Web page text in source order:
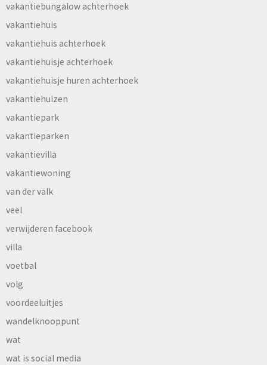
vakantiebungalow achterhoek
vakantiehuis
vakantiehuis achterhoek
vakantiehuisje achterhoek
vakantiehuisje huren achterhoek
vakantiehuizen
vakantiepark
vakantieparken
vakantievilla
vakantiewoning
van der valk
veel
verwijderen facebook
villa
voetbal
volg
voordeeluitjes
wandelknooppunt
wat
wat is social media